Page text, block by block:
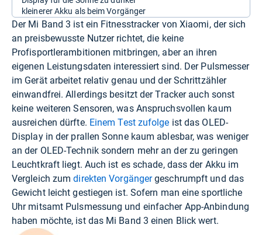
kleinerer Akku als beim Vorgänger
Der Mi Band 3 ist ein Fitnesstracker von Xiaomi, der sich
an preisbewusste Nutzer richtet, die keine
Profisportlerambitionen mitbringen, aber an ihren
eigenen Leistungsdaten interessiert sind. Der Pulsmesser
im Gerät arbeitet relativ genau und der Schrittzähler
einwandfrei. Allerdings besitzt der Tracker auch sonst
keine weiteren Sensoren, was Anspruchsvollen kaum
ausreichen dürfte. Einem Test zufolge ist das OLED-
Display in der prallen Sonne kaum ablesbar, was weniger
an der OLED-Technik sondern mehr an der zu geringen
Leuchtkraft liegt. Auch ist es schade, dass der Akku im
Vergleich zumdirekten Vorgängergeschrumpft und das
Gewicht leicht gestiegen ist. Sofern man eine sportliche
Uhr mitsamt Pulsmessung und einfacher App-Anbindung
haben möchte, ist das Mi Band 3 einen Blick wert.